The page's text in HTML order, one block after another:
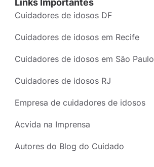
Cuidadores de idosos DF
Cuidadores de idosos em Recife
Cuidadores de idosos em São Paulo
Cuidadores de idosos RJ
Empresa de cuidadores de idosos
Acvida na Imprensa
Autores do Blog do Cuidado